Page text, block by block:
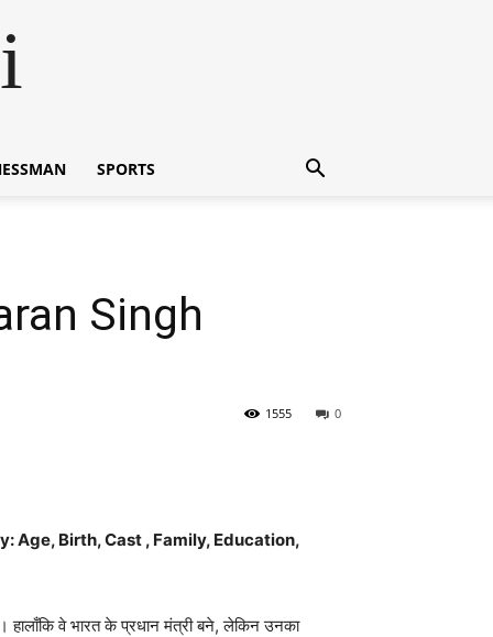
SPORTS
Singh
0
1555
Age, Birth, Cast , Family, Education,
हालाँकि वे भारत के प्रधान मंत्री बने, लेकिन उनका